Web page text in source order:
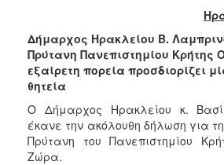
2017
2016
2013
2012
Δήμαρχος Ηρακλείου Β.
Πρύτανη Πανεπιστημίου Κρήτης
εξαίρετη πορεία προσδιορίζει
θητεία
Ο Δήμαρχος Ηρακλείου κ.
έκανε την ακόλουθη δήλωση για
Πρύτανη του Πανεπιστημίου
Ζώρα.